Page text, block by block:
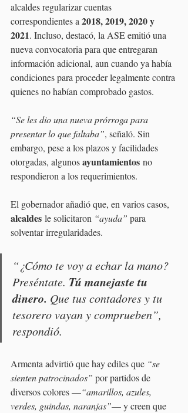
alcaldes regularizar cuentas
correspondientes a 2018, 2019, 2020 y
2021. Incluso, destacó, la ASE emitió una
nueva convocatoria para que entregaran
información adicional, aun cuando ya había
condiciones para proceder legalmente contra
quienes no habían comprobado gastos.
“Se les dio una nueva prórroga para
presentar lo que faltaba”, señaló. Sin
embargo, pese a los plazos y facilidades
otorgadas, algunos ayuntamientos no
respondieron a los requerimientos.
El gobernador añadió que, en varios casos,
alcaldes le solicitaron “ayuda” para
solventar irregularidades.
“¿Cómo te voy a echar la mano?
Preséntate. Tú manejaste tu
dinero. Que tus contadores y tu
tesorero vayan y comprueben”,
respondió.
Armenta advirtió que hay ediles que “se
sienten patrocinados” por partidos de
diversos colores —“amarillos, azules,
verdes, guindas, naranjas”— y creen que